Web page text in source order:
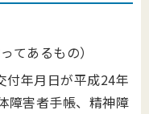
てあるもの）
付年月日が平成24年
障害者手帳、精神障